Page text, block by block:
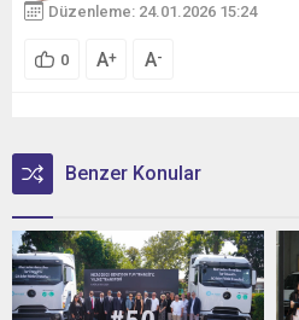
Düzenleme: 24.01.2026 15:24
0 A+ A-
Benzer Konular